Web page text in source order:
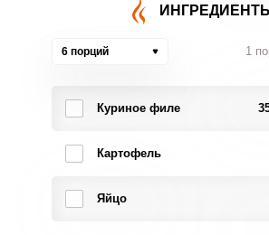
ИНГРЕДИЕНТЫ
6 порций 1
Куриное филе
Картофель
Яйцо